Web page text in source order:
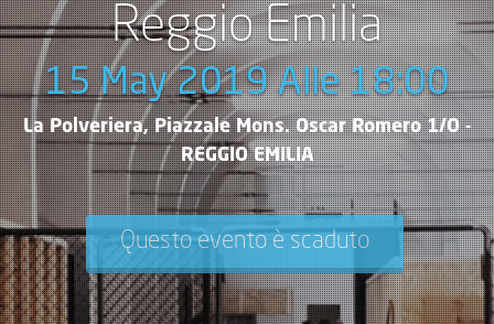
Reggio Emilia
15 May 2019 Alle 18:00
La Polveriera, Piazzale Mons. Oscar Romero 1/O -
REGGIO EMILIA
Questo evento è scaduto